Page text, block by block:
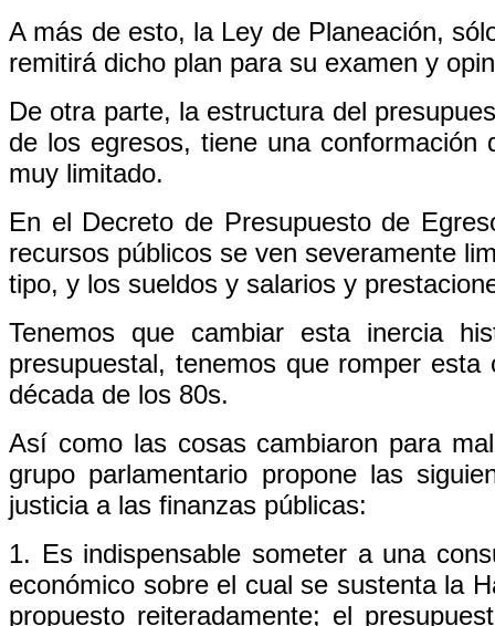
A más de esto, la Ley de Planeación,
remitirá dicho plan para su examen y
De otra parte, la estructura del
de los egresos, tiene una
muy limitado.
En el Decreto de Presupuesto de
recursos públicos se ven severamente
tipo, y los sueldos y salarios y
Tenemos que cambiar esta inercia
presupuestal, tenemos que romper
década de los 80s.
Así como las cosas cambiaron para
grupo parlamentario propone las
justicia a las finanzas públicas:
1. Es indispensable someter a una
económico sobre el cual se sustenta la
propuesto reiteradamente; el